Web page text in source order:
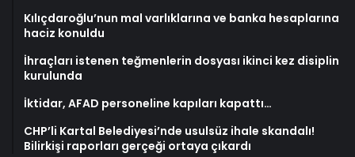
Kılıçdaroğlu’nun mal varlıklarına ve banka hesaplarına
haciz konuldu
İhraçları istenen teğmenlerin dosyası ikinci kez disiplin
kurulunda
İktidar, AFAD personeline kapıları kapattı…
CHP’li Kartal Belediyesi’nde usulsüz ihale skandalı!
Bilirkişi raporları gerçeği ortaya çıkardı